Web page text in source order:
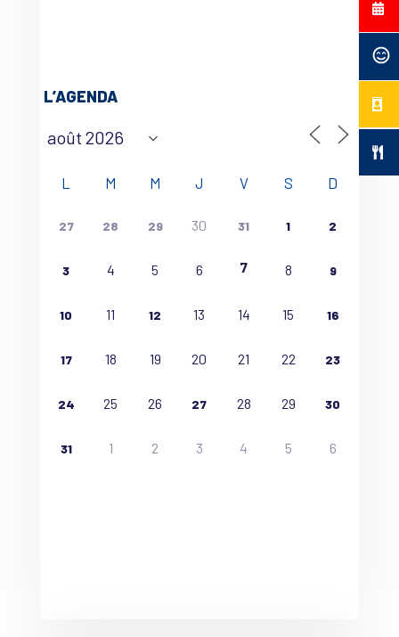
L’AGENDA
L M M J V S D
27 28 29 30 31 1 2
3 4 5 6 7 8 9
10 11 12 13 14 15 16
17 18 19 20 21 22 23
24 25 26 27 28 29 30
31 1 2 3 4 5 6